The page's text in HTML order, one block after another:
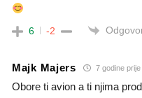
6 -2
Majk Majers 7 godine prije
Obore ti avion a ti njima